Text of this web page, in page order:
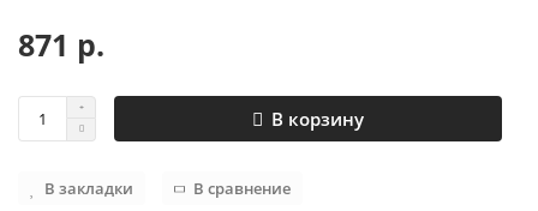
871 р.
В корзину
В закладки В сравнение